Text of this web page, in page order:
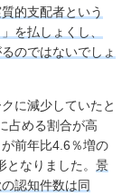
的支配者という
を払しょくし、
のではないでしょ
に減少していたと
占める割合が高
前年比4.6％増の
となりました。景
認知件数は同